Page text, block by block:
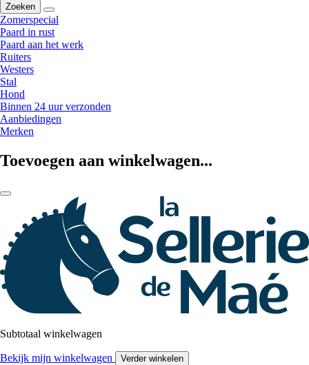
Zoeken
Zomerspecial
Paard in rust
Paard aan het werk
Ruiters
Westers
Stal
Hond
Binnen 24 uur verzonden
Aanbiedingen
Merken
Toevoegen aan winkelwagen...
Subtotaal winkelwagen
Bekijk mijn winkelwagen Verder winkelen